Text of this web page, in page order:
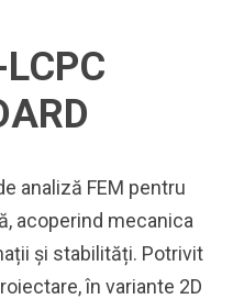
analiză FEM pentru
acoperind mecanica
și stabilități. Potrivit
în variante 2D